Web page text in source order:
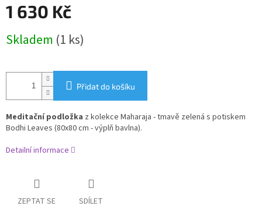
1 630 Kč
cena:
Skladem (1 ks)
Přidat do košíku
Meditační podložka z kolekce Maharaja - tmavě zelená s potiskem
Bodhi Leaves (80x80 cm - výplň bavlna).
Detailní informace
ZEPTAT SE SDÍLET